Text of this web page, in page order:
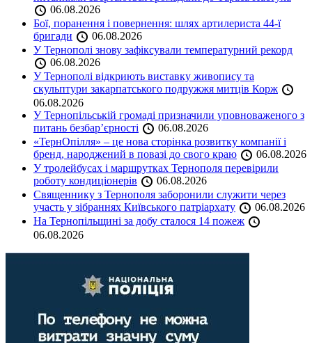
06.08.2026
Бої, поранення і повернення: шлях артилериста 44-ї
бригади
06.08.2026
У Тернополі знову зафіксували температурний рекорд
06.08.2026
У Тернополі відкриють виставку живопису та
скульптури закарпатського подружжя митців Корж
06.08.2026
У Тернопільській громаді призначили уповноваженого з
питань безбар’єрності
06.08.2026
«ТернОпілля» – це нова сторінка розвитку компанії і
бренд, народжений в повазі до свого краю
06.08.2026
У тролейбусах і маршрутках Тернополя перевірили
роботу кондиціонерів
06.08.2026
Священнику з Тернополя заборонили служити через
участь у зібраннях Київського патріархату
06.08.2026
На Тернопільщині за добу сталося 14 пожеж
06.08.2026